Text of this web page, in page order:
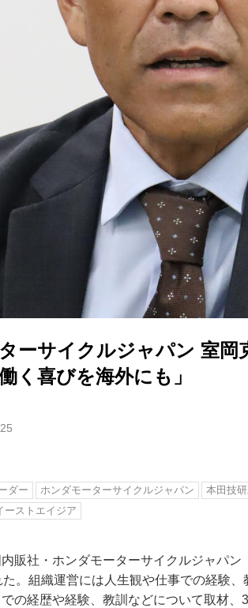
ーサイクルジャパン 室
く喜びを海外にも」
ダー ホンダモーターサイクルジャパン 本田技
ーストエイジア
販社・ホンダモーターサイクルジャパ
た。組織運営には人生観や仕事での経験
の経歴や経験、教訓などについて取材、